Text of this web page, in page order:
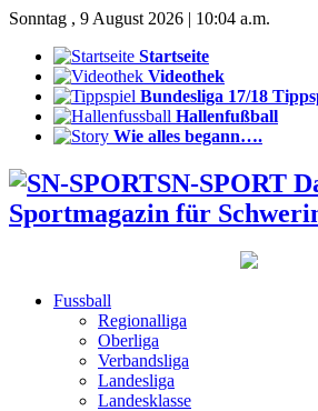
Sonntag , 9 August 2026 | 10:04 a.m.
Startseite
Videothek
Bundesliga 17/18
Hallenfußball
Wie alles begann….
SN-SPORT
Sportmagazin für
Fussball
Regionalliga
Oberliga
Verbandsliga
Landesliga
Landesklasse